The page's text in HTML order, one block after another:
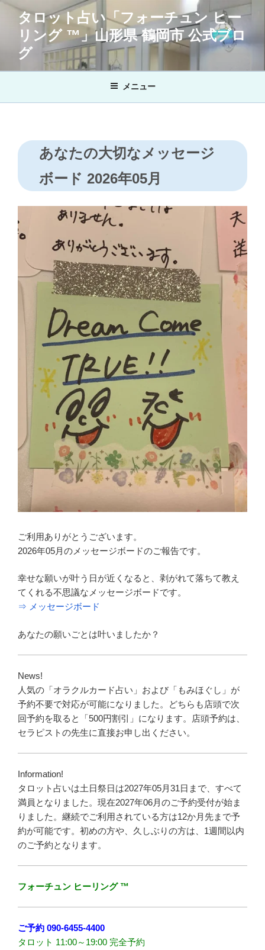
キ
タロット占い「フォーチュン ヒー
リング ™」山形県 鶴岡市 公式ブロ
グ
メニュー
あなたの大切なメッセージ
ボード 2026年05月
ご利用ありがとうございます。
2026年05月のメッセージボードのご報告です。
幸せな願いが叶う日が近くなると、剥がれて落ちて教え
てくれる不思議なメッセージボードです。
⇒ メッセージボード
あなたの願いごとは叶いましたか？
News!
人気の「オラクルカード占い」および「もみほぐし」が
予約不要で対応が可能になりました。どちらも店頭で次
回予約を取ると「500円割引」になります。店頭予約は、
セラピストの先生に直接お申し出ください。
Information!
タロット占いは土日祭日は2027年05月31日まで、すべて
満員となりました。現在2027年06月のご予約受付が始ま
りました。継続でご利用されている方は12か月先まで予
約が可能です。初めの方や、久しぶりの方は、1週間以内
のご予約となります。
フォーチュン ヒーリング ™
ご予約 090-6455-4400
タロット 11:00～19:00 完全予約